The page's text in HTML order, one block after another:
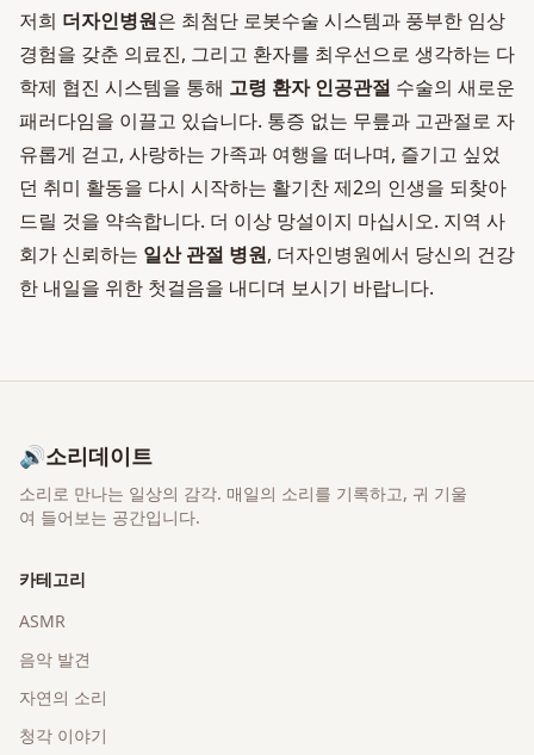
저희 더자인병원은 최첨단 로봇수술 시스템과 풍부한 임상
경험을 갖춘 의료진, 그리고 환자를 최우선으로 생각하는 다
학제 협진 시스템을 통해 고령 환자 인공관절 수술의 새로운
패러다임을 이끌고 있습니다. 통증 없는 무릎과 고관절로 자
유롭게 걷고, 사랑하는 가족과 여행을 떠나며, 즐기고 싶었
던 취미 활동을 다시 시작하는 활기찬 제2의 인생을 되찾아
드릴 것을 약속합니다. 더 이상 망설이지 마십시오. 지역 사
회가 신뢰하는 일산 관절 병원, 더자인병원에서 당신의 건강
한 내일을 위한 첫걸음을 내디뎌 보시기 바랍니다.
🔊소리데이트
소리로 만나는 일상의 감각. 매일의 소리를 기록하고, 귀 기울
여 들어보는 공간입니다.
카테고리
ASMR
음악 발견
자연의 소리
청각 이야기